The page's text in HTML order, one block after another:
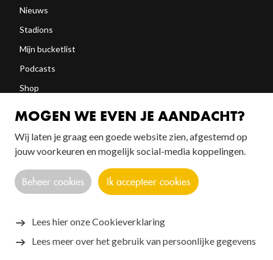
Nieuws
Stadions
Mijn bucketlist
Podcasts
Shop
FOLLOW US!
Copyright © 2026 SANTOS
MOGEN WE EVEN JE AANDACHT?
Wij laten je graag een goede website zien, afgestemd op
jouw voorkeuren en mogelijk social-media koppelingen.
Beheer cookies Ik accepteer cookies
Lees hier onze Cookieverklaring
Lees meer over het gebruik van persoonlijke gegevens